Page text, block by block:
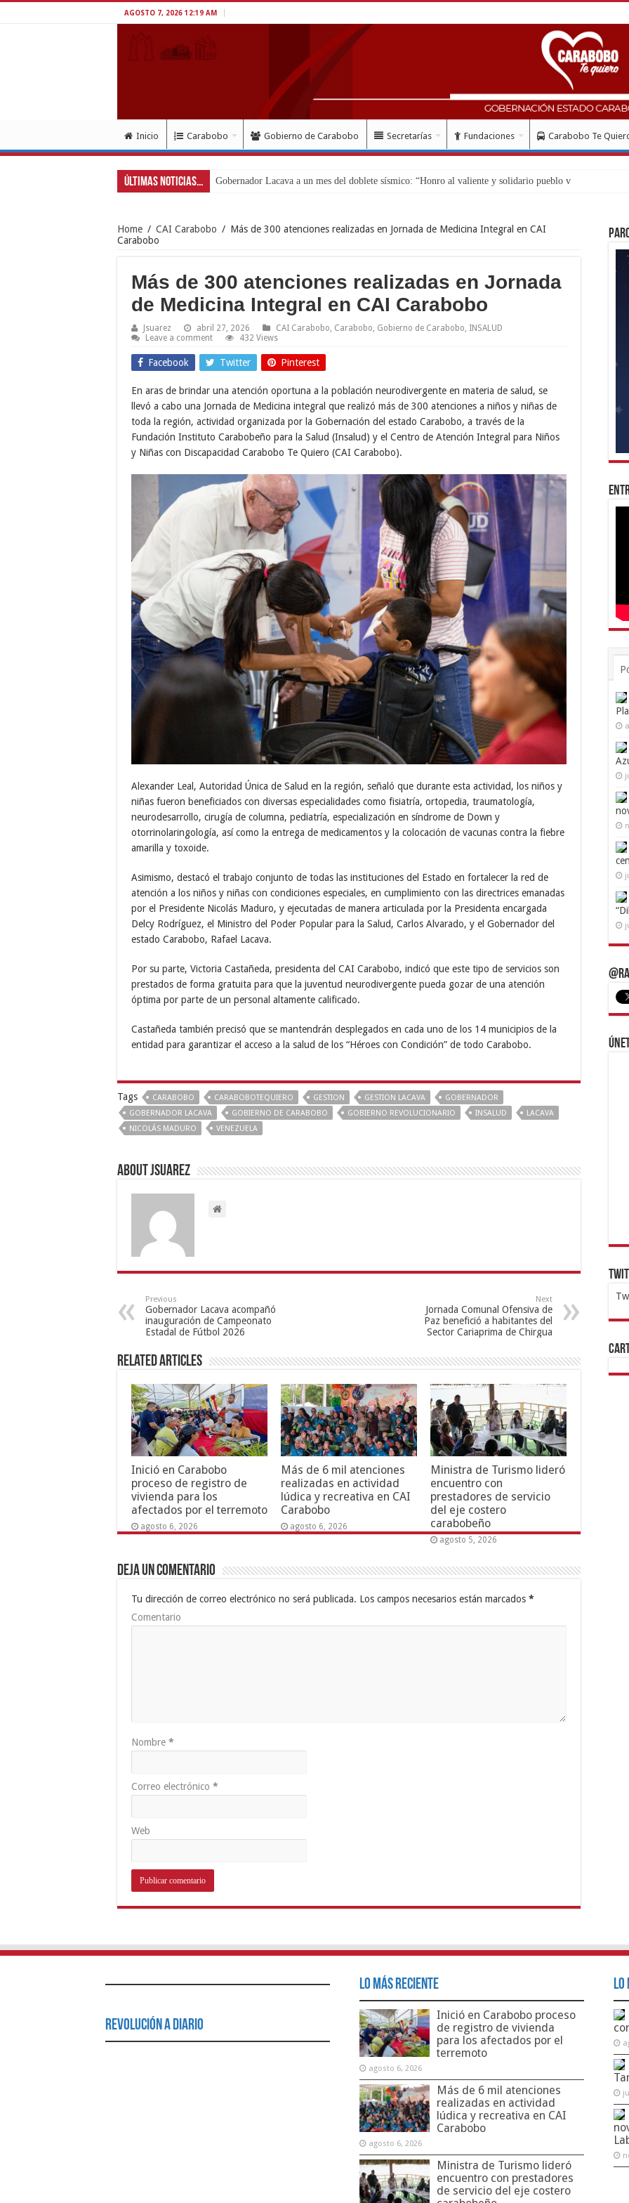
AGOSTO 7, 2026 12:19 AM
Inicio Carabobo Gobierno de Carabobo Secretarías Fundaciones Carabobo Te
Últimas Noticias... Inició en Carabobo proceso de regist
Home / CAI Carabobo / Más de 300 atenciones realizadas en Jornada de Medicina Integral en CAI
Carabobo
Más de 300 atenciones realizadas en Jornada
de Medicina Integral en CAI Carabobo
Jsuarez abril 27, 2026 CAI Carabobo Carabobo Gobierno de Carabobo INSALUD
Leave a comment
432 Views
Facebook Twitter Pinterest
En aras de brindar una atención oportuna a la población neurodivergente en materia de salud, se
llevó a cabo una Jornada de Medicina integral que realizó más de 300 atenciones a niños y niñas de
toda la región, actividad organizada por la Gobernación del estado Carabobo, a través de la
Fundación Instituto Carabobeño para la Salud (Insalud) y el Centro de Atención Integral para Niños
y Niñas con Discapacidad Carabobo Te Quiero (CAI Carabobo).
Alexander Leal, Autoridad Única de Salud en la región, señaló que durante esta actividad, los niños y
niñas fueron beneficiados con diversas especialidades como fisiatría, ortopedia, traumatología,
neurodesarrollo, cirugía de columna, pediatría, especialización en síndrome de Down y
otorrinolaringología, así como la entrega de medicamentos y la colocación de vacunas contra la fiebre
amarilla y toxoide.
Asimismo, destacó el trabajo conjunto de todas las instituciones del Estado en fortalecer la red de
atención a los niños y niñas con condiciones especiales, en cumplimiento con las directrices emanadas
por el Presidente Nicolás Maduro, y ejecutadas de manera articulada por la Presidenta encargada
Delcy Rodríguez, el Ministro del Poder Popular para la Salud, Carlos Alvarado, y el Gobernador del
estado Carabobo, Rafael Lacava.
Por su parte, Victoria Castañeda, presidenta del CAI Carabobo, indicó que este tipo de servicios son
prestados de forma gratuita para que la juventud neurodivergente pueda gozar de una atención
óptima por parte de un personal altamente calificado.
Castañeda también precisó que se mantendrán desplegados en cada uno de los 14 municipios de la
entidad para garantizar el acceso a la salud de los “Héroes con Condición” de todo Carabobo.
Tags CARABOBO CARABOBOTEQUIERO GESTION GESTION LACAVA
GOBERNADOR
GOBERNADOR LACAVA
GOBIERNO DE CARABOBO GOBIERNO REVOLUCIONARIO INSALUD
LACAVA
NICOLÁS MADURO
VENEZUELA
About Jsuarez
Previous
Gobernador Lacava acompañó
inauguración de Campeonato
Estadal de Fútbol 2026
Next
Jornada Comunal Ofensiva de
Paz benefició a habitantes del
Sector Cariaprima de Chirgua
Related Articles
Inició en Carabobo
proceso de registro de
vivienda para los
afectados por el terremoto
agosto 6, 2026
Más de 6 mil atenciones
realizadas en actividad
lúdica y recreativa en CAI
Carabobo
agosto 6, 2026
Ministra de Turismo lideró
encuentro con
prestadores de servicio
del eje costero
carabobeño
agosto 5, 2026
Deja un comentario
Tu dirección de correo electrónico no será publicada. Los campos necesarios están marcados *
Comentario
Nombre *
Correo electrónico *
Web
Revolución a Diario
Lo Más Reciente
Inició en Carabobo proceso
de registro de vivienda
para los afectados por el
terremoto
agosto 6, 2026
Más de 6 mil atenciones
realizadas en actividad
lúdica y recreativa en CAI
Carabobo
agosto 6, 2026
Ministra de Turismo lideró
encuentro con prestadores
de servicio del eje costero
Lo